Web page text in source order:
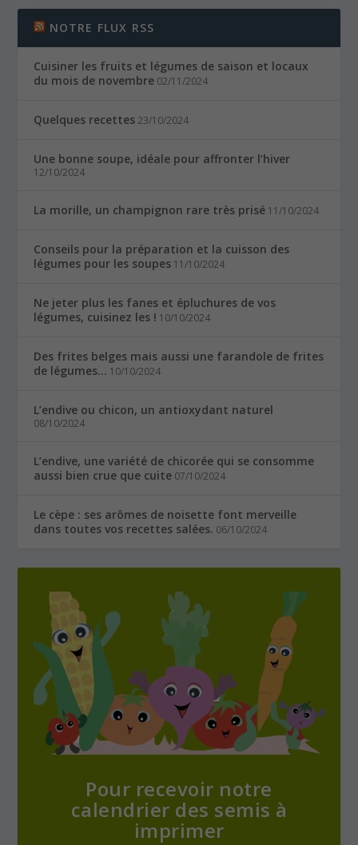
NOTRE FLUX RSS
Cuisiner les fruits et légumes de saison et locaux
du mois de novembre 02/11/2024
Quelques recettes 23/10/2024
Une bonne soupe, idéale pour affronter l’hiver
12/10/2024
La morille, un champignon rare très prisé 11/10/2024
Conseils pour la préparation et la cuisson des
légumes pour les soupes 11/10/2024
Ne jeter plus les fanes et épluchures de vos
légumes, cuisinez les ! 10/10/2024
Des frites belges mais aussi une farandole de frites
de légumes… 10/10/2024
L’endive ou chicon, un antioxydant naturel
08/10/2024
L’endive, une variété de chicorée qui se consomme
aussi bien crue que cuite 07/10/2024
Le cèpe : ses arômes de noisette font merveille
dans toutes vos recettes salées. 06/10/2024
Pour recevoir notre
calendrier des semis à
imprimer